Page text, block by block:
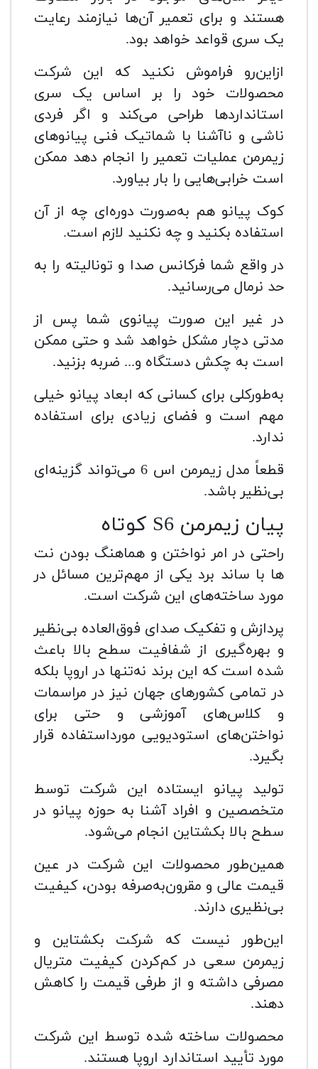
هستند و برای تعمیر آن‌ها نیازمند رعایت
یک سری قواعد خواهد بود.
ازاین‌رو فراموش نکنید که این شرکت
محصولات خود را بر اساس یک سری
استانداردها طراحی می‌کند و اگر فردی
ناشی و ناآشنا با شماتیک فنی پیانوهای
زیمرمن عملیات تعمیر را انجام دهد ممکن
است خرابی‌هایی را بار بیاورد.
کوک پیانو هم به‌صورت دوره‌ای چه از آن
استفاده بکنید و چه نکنید لازم است.
در واقع شما فرکانس صدا و تونالیته را به
حد نرمال می‌رسانید.
در غیر این صورت پیانوی شما پس از
مدتی دچار مشکل خواهد شد و حتی ممکن
است به چکش دستگاه و... ضربه بزنید.
به‌طورکلی برای کسانی که ابعاد پیانو خیلی
مهم است و فضای زیادی برای استفاده
ندارد.
قطعاً مدل زیمرمن اس 6 می‌تواند گزینه‌ای
بی‌نظیر باشد.
پیان زیمرمن S6 کوتاه
راحتی در امر نواختن و هماهنگ بودن نت
ها با ساند برد یکی از مهم‌ترین مسائل در
مورد ساخته‌های این شرکت است.
پردازش و تفکیک صدای فوق‌العاده بی‌نظیر
و بهره‌گیری از شفافیت سطح بالا باعث
شده است که این برند نه‌تنها در اروپا بلکه
در تمامی کشورهای جهان نیز در مراسمات
و کلاس‌های آموزشی و حتی برای
نواختن‌های استودیویی مورداستفاده قرار
بگیرد.
تولید پیانو ایستاده این شرکت توسط
متخصصین و افراد آشنا به حوزه پیانو در
سطح بالا بکشتاین انجام می‌شود.
همین‌طور محصولات این شرکت در عین
قیمت عالی و مقرون‌به‌صرفه بودن، کیفیت
بی‌نظیری دارند.
این‌طور نیست که شرکت بکشتاین و
زیمرمن سعی در کم‌کردن کیفیت متریال
مصرفی داشته و از طرفی قیمت را کاهش
دهند.
محصولات ساخته شده توسط این شرکت
مورد تأیید استاندارد اروپا هستند.